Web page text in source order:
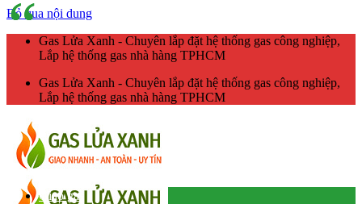
Bỏ qua nội dung
Gas Lửa Xanh - Chuyên lắp đặt hệ thống gas công nghiệp,
Lắp hệ thống gas nhà hàng TPHCM
Gas Lửa Xanh - Chuyên lắp đặt hệ thống gas công nghiệp,
Lắp hệ thống gas nhà hàng TPHCM
Giao gas